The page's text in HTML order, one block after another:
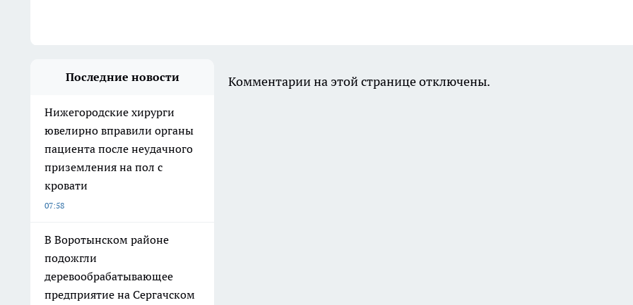
Последние новости
Нижегородские хирурги
ювелирно вправили органы
пациента после неудачного
приземления на пол с
кровати
07:58
В Воротынском районе
подожгли
деревообрабатывающее
предприятие на Сергачском
Комментарии на этой странице отключены.